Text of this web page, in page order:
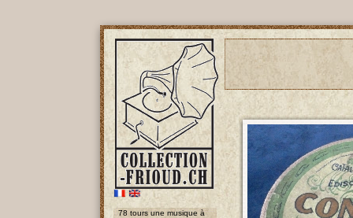
78 tours une musique à